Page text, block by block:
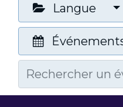
Langue